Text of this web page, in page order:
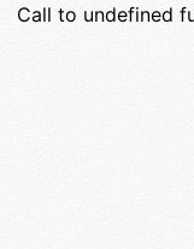
Call to undefined